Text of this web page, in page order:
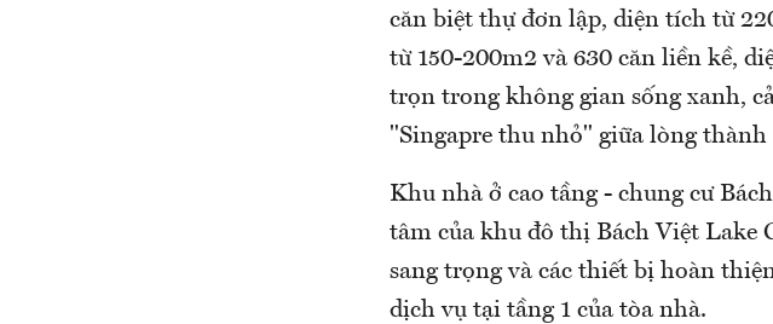
căn biệt thự đơn lập, diện tích từ
từ 150-200m2 và 630 căn liền kề,
trọn trong không gian sống xanh,
"Singapre thu nhỏ" giữa lòng thành
Khu nhà ở cao tầng - chung cư
tâm của khu đô thị Bách Việt Lake
sang trọng và các thiết bị hoàn
dịch vụ tại tầng 1 của tòa nhà.